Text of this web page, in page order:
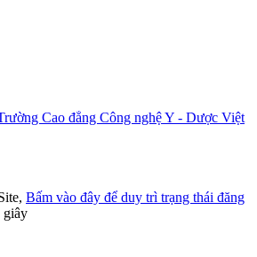
Cao đẳng Công nghệ Y - Dược Việt
Bấm vào đây để duy trì trạng thái đăng
giây